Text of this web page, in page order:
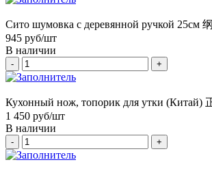
Сито шумовка с деревянной ручкой 25см
945 руб/шт
В наличии
- +
Кухонный нож, топорик для утки (Китай)
1 450 руб/шт
В наличии
- +